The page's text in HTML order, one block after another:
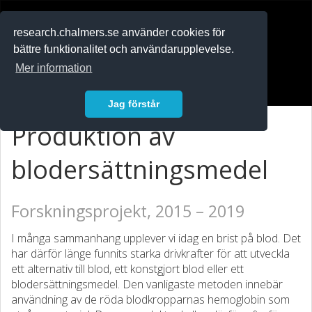
research.chalmers.se använder cookies för
bättre funktionalitet och användarupplevelse.
Mer information
Jag förstår
Produktion av
blodersättningsmedel
Forskningsprojekt, 2015 – 2019
I många sammanhang upplever vi idag en brist på blod. Det
har därför länge funnits starka drivkrafter för att utveckla
ett alternativ till blod, ett konstgjort blod eller ett
blodersättningsmedel. Den vanligaste metoden innebär
användning av de röda blodkropparnas hemoglobin som